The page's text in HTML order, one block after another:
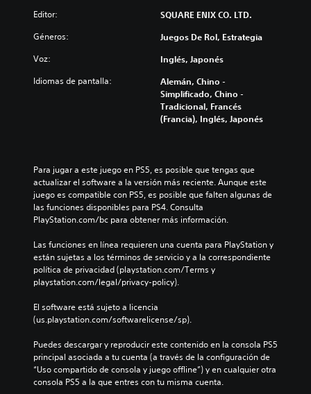
Editor: SQUARE ENIX CO. LTD.
Géneros: Juegos De Rol, Estrategia
Voz: Inglés, Japonés
Idiomas de pantalla:
Alemán, Chino -
Simplificado, Chino -
Tradicional, Francés
(Francia), Inglés, Japonés
Para jugar a este juego en PS5, es posible que tengas que
actualizar el software a la versión más reciente. Aunque este
juego es compatible con PS5, es posible que falten algunas de
las funciones disponibles para PS4. Consulta
PlayStation.com/bc para obtener más información.
Las funciones en línea requieren una cuenta para PlayStation y
están sujetas a los términos de servicio y a la correspondiente
política de privacidad (playstation.com/Terms y
playstation.com/legal/privacy-policy).
El software está sujeto a licencia
(us.playstation.com/softwarelicense/sp).
Puedes descargar y reproducir este contenido en la consola PS5
principal asociada a tu cuenta (a través de la configuración de
“Uso compartido de consola y juego offline”) y en cualquier otra
consola PS5 a la que entres con tu misma cuenta.